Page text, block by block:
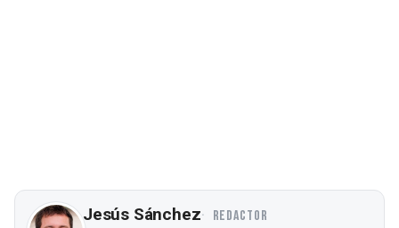
Jesús Sánchez REDACTOR